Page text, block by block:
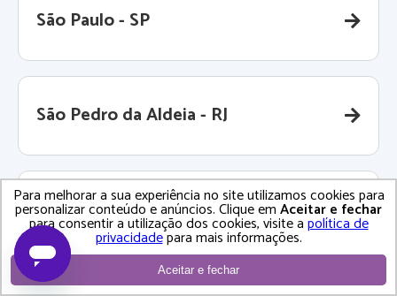
São Paulo - SP
São Pedro da Aldeia - RJ
São Roque - SP
Para melhorar a sua experiência no site utilizamos cookies para
personalizar conteúdo e anúncios. Clique emAceitar e fechar
para consentir a utilização dos cookies, visite apolítica de
privacidadepara mais informações.
Aceitar e fechar